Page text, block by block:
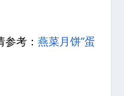
考： 燕菜月饼”蛋